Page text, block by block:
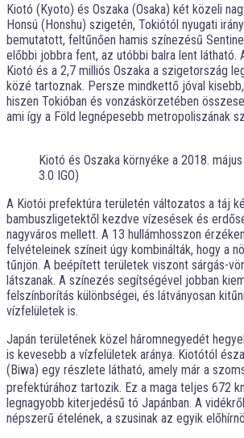
Kiotó (Kyoto) és Oszaka (Osaka) két közeli
Honsú (Honshu) szigetén, Tokiótól nyugati
bemutatott, feltűnően hamis színezésű
előbbi jobbra fent, az utóbbi balra lent látható.
Kiotó és a 2,7 milliós Oszaka a szigetország
közé tartoznak. Persze mindkettő jóval
hiszen Tokióban és vonzáskörzetében
ami így a Föld legnépesebb metropoliszának
Kiotó és Oszaka környéke a 2018.
3.0 IGO)
A Kiotói prefektúra területén változatos a táj
bambuszligetektől kezdve vízesések és
nagyváros mellett. A 13 hullámhosszon
felvételeinek színeit úgy kombinálták, hogy a
tűnjön. A beépített területek viszont sárgás-
látszanak. A színezés segítségével jobban
felszínborítás különbségei, és látványosan
vízfelületek is.
Japán területének közel háromnegyedét
is kevesebb a vízfelületek aránya. Kiotótól
(Biwa) egy részlete látható, amely már a
prefektúrához tartozik. Ez a maga teljes 672
legnagyobb kiterjedésű tó Japánban. A
népszerű ételének, a szusinak az egyik